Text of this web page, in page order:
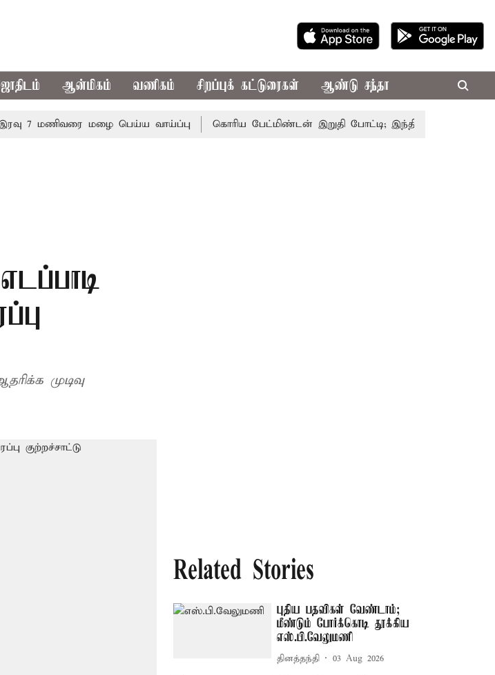
ஆன்மிகம் வணிகம் சிறப்புக் கட்டுரைகள் ஆண்டு சந்தா
7 மணிவரை மழை பெய்ய வாய்ப்பு கொரிய பேட்மிண்டன் இறுதி போட்டி; இந்திய வீராங்கனை
முடிவு
Related Stories
புதிய பதவிகள் வேண்டாம்;
மீண்டும் போர்க்கொடி தூக்கிய
எஸ்.பி.வேலுமணி
தினத்தந்தி 03 Aug 2026